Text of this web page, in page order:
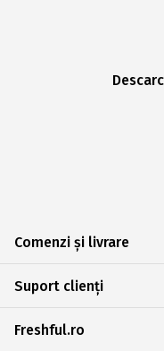
Comenzi și livrare
Suport clienți
Freshful.ro